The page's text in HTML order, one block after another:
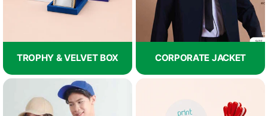
TROPHY & VELVET BOX CORPORATE JACKET